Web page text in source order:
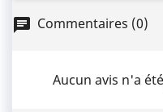
chat Commentaires (0)
Aucun avis n'a